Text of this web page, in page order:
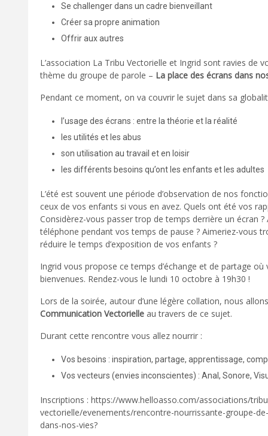
Se challenger dans un cadre bienveillant
Créer sa propre animation
Offrir aux autres
L’association La Tribu Vectorielle et Ingrid sont ravies de
thème du groupe de parole – La place des écrans dans
Pendant ce moment, on va couvrir le sujet dans sa
l’usage des écrans : entre la théorie et la réalité
les utilités et les abus
son utilisation au travail et en loisir
les différents besoins qu’ont les enfants et les adultes
L’été est souvent une période d’observation de nos
ceux de vos enfants si vous en avez. Quels ont été vos
Considèrez-vous passer trop de temps derrière un écran
téléphone pendant vos temps de pause ? Aimeriez-vous
réduire le temps d’exposition de vos enfants ?
Ingrid vous propose ce temps d’échange et de partage
bienvenues. Rendez-vous le lundi 10 octobre à 19h30 !
Lors de la soirée, autour d’une légère collation, nous
Communication Vectorielle au travers de ce sujet.
Durant cette rencontre vous allez nourrir :
Vos besoins : inspiration, partage, apprentissage,
Vos vecteurs (envies inconscientes) : Anal, Sonore,
Inscriptions : https://www.helloasso.com/associations/
vectorielle/evenements/rencontre-nourrissante-groupe-
dans-nos-vies?